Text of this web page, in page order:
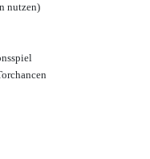
nutzen)